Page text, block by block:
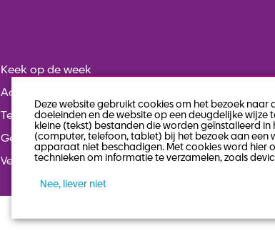
Keek op de week
Actueel
Team
Geschiedenis
Veelgestelde vragen
Deze website gebruikt cookies om het bezoek naar
doeleinden en de website op een deugdelijke wijze
kleine (tekst) bestanden die worden geïnstalleerd
(computer, telefoon, tablet) bij het bezoek aan een
apparaat niet beschadigen. Met cookies word hier
technieken om informatie te verzamelen, zoals
Nee, liever niet